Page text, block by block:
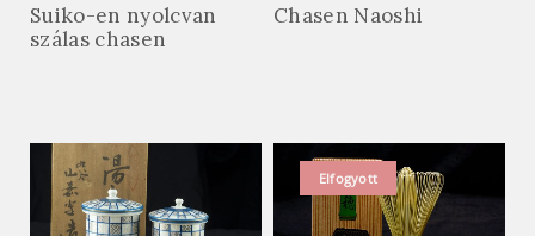
Suiko-en nyolcvan
szálas chasen
Chasen Naoshi
Elfogyott